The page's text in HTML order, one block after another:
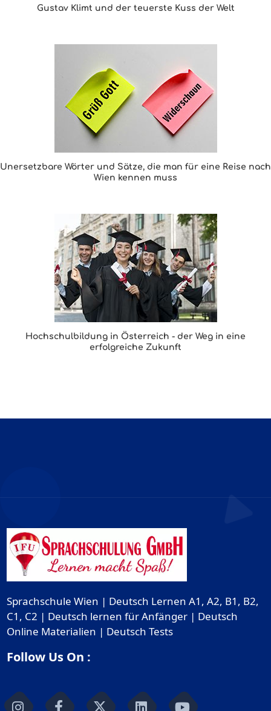
Gustav Klimt und der teuerste Kuss der Welt
Unersetzbare Wörter und Sätze, die man für eine Reise nach
Wien kennen muss
Hochschulbildung in Österreich - der Weg in eine
erfolgreiche Zukunft
Sprachschule Wien | Deutsch Lernen A1, A2, B1, B2,
C1, C2 | Deutsch lernen für Anfänger | Deutsch
Online Materialien | Deutsch Tests
Follow Us On :